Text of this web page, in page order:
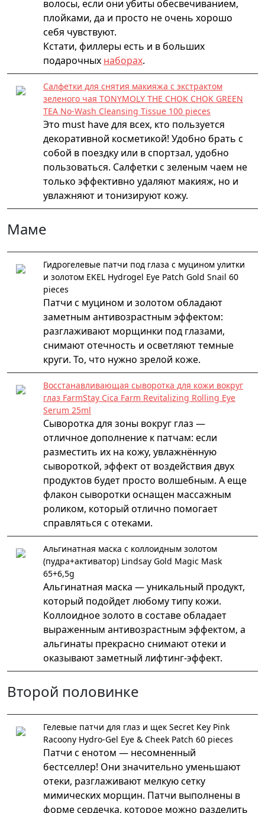
волосы, если они убиты обесвечиванием,
плойками, да и просто не очень хорошо
себя чувствуют.
Кстати, филлеры есть и в больших
подарочных наборах.
Салфетки для снятия макияжа с экстрактом
зеленого чая TONYMOLY THE CHOK CHOK GREEN
TEA No-Wash Cleansing Tissue 100 pieces
Это must have для всех, кто пользуется
декоративной косметикой! Удобно брать с
собой в поездку или в спортзал, удобно
пользоваться. Салфетки с зеленым чаем не
только эффективно удаляют макияж, но и
увлажняют и тонизируют кожу.
Маме
Гидрогелевые патчи под глаза с муцином улитки
и золотом EKEL Hydrogel Eye Patch Gold Snail 60
pieces
Патчи с муцином и золотом обладают
заметным антивозрастным эффектом:
разглаживают морщинки под глазами,
снимают отечность и осветляют темные
круги. То, что нужно зрелой коже.
Восстанавливающая сыворотка для кожи вокруг
глаз FarmStay Cica Farm Revitalizing Rolling Eye
Serum 25ml
Сыворотка для зоны вокруг глаз —
отличное дополнение к патчам: если
разместить их на кожу, увлажнённую
сывороткой, эффект от воздействия двух
продуктов будет просто волшебным. А еще
флакон сыворотки оснащен массажным
роликом, который отлично помогает
справляться с отеками.
Альгинатная маска с коллоидным золотом
(пудра+активатор) Lindsay Gold Magic Mask
65+6,5g
Альгинатная маска — уникальный продукт,
который подойдет любому типу кожи.
Коллоидное золото в составе обладает
выраженным антивозрастным эффектом, а
альгинаты прекрасно снимают отеки и
оказывают заметный лифтинг-эффект.
Второй половинке
Гелевые патчи для глаз и щек Secret Key Pink
Racoony Hydro-Gel Eye & Cheek Patch 60 pieces
Патчи с енотом — несомненный
бестселлер! Они значительно уменьшают
отеки, разглаживают мелкую сетку
мимических морщин. Патчи выполнены в
форме сердечка, которое можно разделить